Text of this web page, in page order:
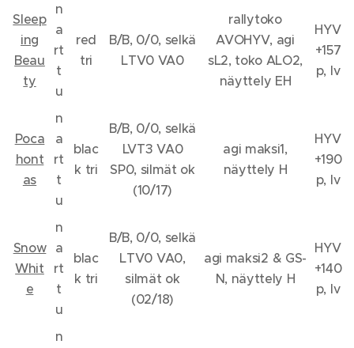
Sleep
ing
Beau
ty
n
a
rt
t
u
red
tri
B/B, 0/0, selkä
LTV0 VA0
rallytoko
AVOHYV, agi
sL2, toko ALO2,
näyttely EH
HYV
+157
p, lv
Poca
hont
as
n
a
rt
t
u
blac
k tri
B/B, 0/0, selkä
LVT3 VA0
SP0, silmät ok
(10/17)
agi maksi1,
näyttely H
HYV
+190
p, lv
Snow
Whit
e
n
a
rt
t
u
blac
k tri
B/B, 0/0, selkä
LTV0 VA0,
silmät ok
(02/18)
agi maksi2 & GS-
N, näyttely H
HYV
+140
p, lv
n